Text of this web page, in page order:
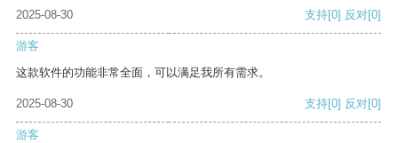
2025-08-30
支持[0] 反对[0]
游客
这款软件的功能非常全面，可以满足我所有需求。
2025-08-30 支持[0] 反对[0]
游客